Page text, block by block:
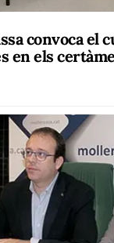
convoca el
en els